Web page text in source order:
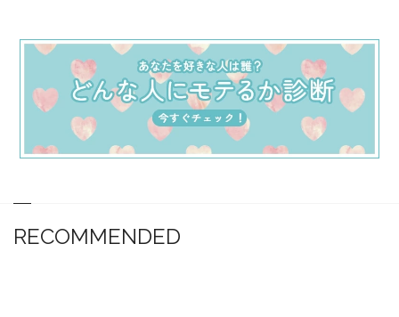
RECOMMENDED